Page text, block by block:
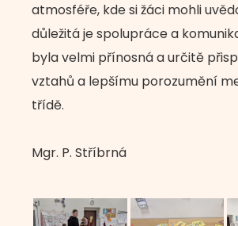
atmosféře, kde si žáci mohli
důležitá je spolupráce a
byla velmi přínosná a určitě
vztahů a lepšímu porozumění
třídě.
Mgr. P. Stříbrná